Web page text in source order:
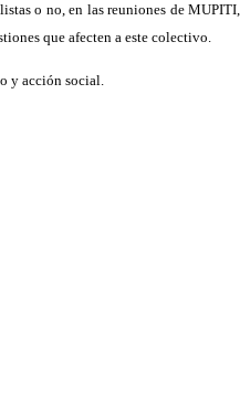
o no, en las reuniones de
que afecten a este colectivo.
y acción social.